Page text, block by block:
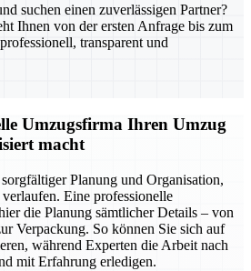
suchen einen zuverlässigen Partner?
Ihnen von der ersten Anfrage bis zum
transparent und
Umzugsfirma Ihren Umzug
macht
Planung und Organisation,
Eine professionelle
die Planung sämtlicher Details – von
Verpackung. So können Sie sich auf
während Experten die Arbeit nach
mit Erfahrung erledigen.